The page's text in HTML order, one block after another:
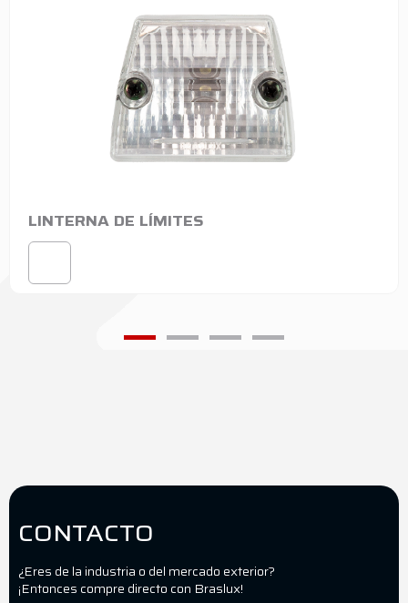
LINTERNA DE LÍMITES
CONTACTO
¿Eres de la industria o del mercado exterior?
¡Entonces compre directo con Braslux!